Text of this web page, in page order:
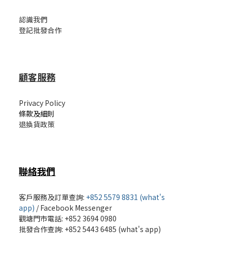
認識我們
登記批發合作
顧客服務
Privacy Policy
條款及細則
退換貨政策
聯絡我們
客戶服務及訂單查詢: +852 5579 8831 (what's
app) /Facebook Messenger
觀塘門市電話: +852 3694 0980
批發合作查詢: +852 5443 6485 (what's app)